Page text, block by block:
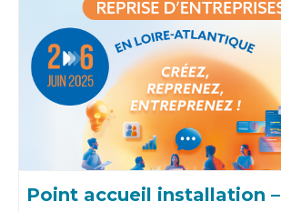
Point accueil installation –